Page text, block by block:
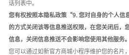
话列表中。
您有权按照本隐私政策“9. 您对自身的个人信
的方式关闭该等信息推送权限，在您关闭后，
信息，关闭信息推送不会影响您使用其他服务。
您可以通过如新官方商城小程序维护您的名片